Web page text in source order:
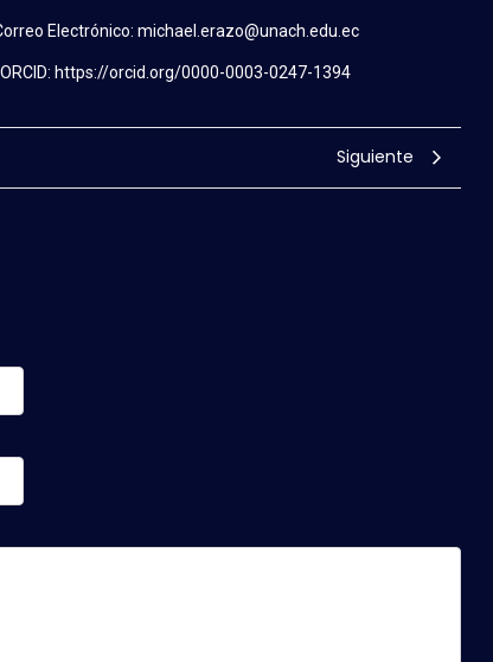
Electrónico: michael.erazo@unach.edu.ec
ORCID: https://orcid.org/0000-0003-0247-1394
Siguiente